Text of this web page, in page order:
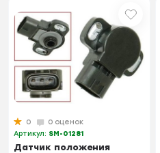
0
0 оценок
Артикул: SM-01281
Датчик положения